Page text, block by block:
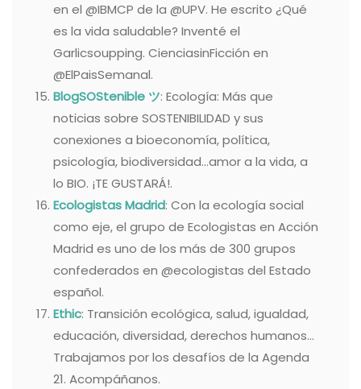
en el @IBMCP de la @UPV. He escrito ¿Qué
es la vida saludable? Inventé el
Garlicsoupping. CienciasinFicción en
@ElPaisSemanal.
BlogSOStenible ツ: Ecología: Más que
noticias sobre SOSTENIBILIDAD y sus
conexiones a bioeconomía, política,
psicología, biodiversidad…amor a la vida, a
lo BIO. ¡TE GUSTARÁ!.
Ecologistas Madrid: Con la ecología social
como eje, el grupo de Ecologistas en Acción
Madrid es uno de los más de 300 grupos
confederados en @ecologistas del Estado
español.
Ethic: Transición ecológica, salud, igualdad,
educación, diversidad, derechos humanos…
Trabajamos por los desafíos de la Agenda
21. Acompáñanos.